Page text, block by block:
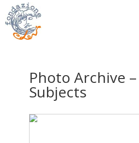
Photo Archive –
Subjects